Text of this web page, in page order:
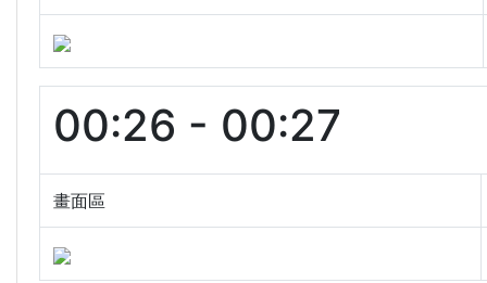
00:26 - 00:27
畫面區